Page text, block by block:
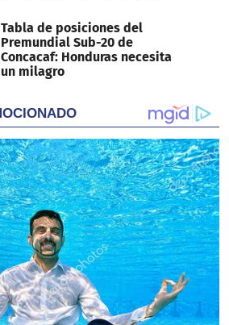
Tabla de posiciones del
Premundial Sub-20 de
Concacaf: Honduras necesita
un milagro